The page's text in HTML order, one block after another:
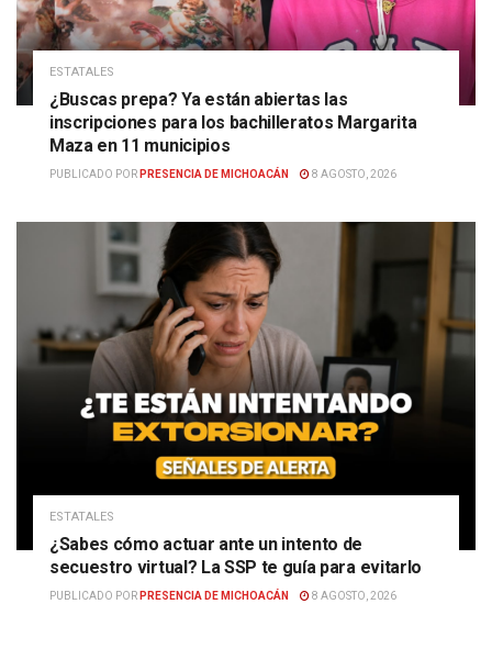
ESTATALES
¿Buscas prepa? Ya están abiertas las
inscripciones para los bachilleratos Margarita
Maza en 11 municipios
PUBLICADO POR PRESENCIA DE MICHOACÁN 8 AGOSTO, 2026
ESTATALES
¿Sabes cómo actuar ante un intento de
secuestro virtual? La SSP te guía para evitarlo
PUBLICADO POR PRESENCIA DE MICHOACÁN 8 AGOSTO, 2026